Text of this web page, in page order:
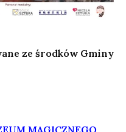
ze środków Gminy